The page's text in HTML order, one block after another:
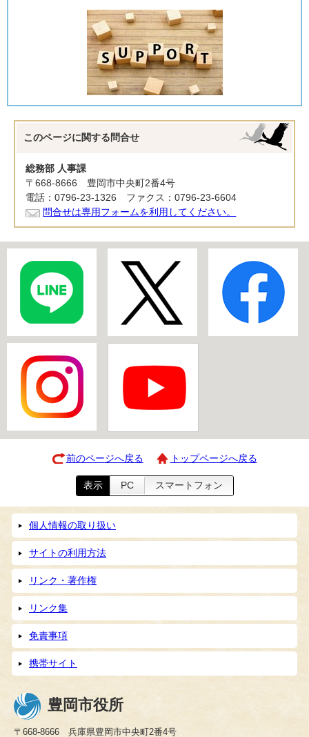
このページに関する 問合せ
総務部 人事課
〒668-8666 豊岡市中央町2番4号
電話：0796-23-1326 ファクス：0796-23-6604
問合せは専用フォームを利用してください。
前のページへ戻る トップページへ戻る
表示 PC スマートフォン
個人情報の取り扱い
サイトの利用方法
リンク・著作権
リンク集
免責事項
携帯サイト
豊岡市役所
〒668-8666 兵庫県豊岡市中央町2番4号